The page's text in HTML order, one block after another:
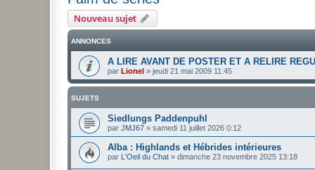
Nouveau sujet
ANNONCES
A LIRE AVANT DE POSTER ET A RELIRE
par Lionel » jeudi 21 mai 2009 11:45
SUJETS
Siedlungs Paddenpuhl
par JMJ67 » samedi 11 juillet 2026 0:12
Alba : Highlands et Hébrides intérieures
par L'Oeil du Chat » dimanche 23 novembre 2025 13:18